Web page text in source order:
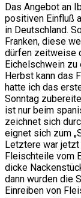
Das Angebot an
positiven Einfluß
in Deutschland.
Franken, diese
dürfen zeitweise
Eichelschwein zu
Herbst kann das
hatte ich das
Sonntag
ist nur beim
zeichnet sich
eignet sich zum
Letztere war jetzt
Fleischteile vom
dicke
dann wurden die
Einreiben von